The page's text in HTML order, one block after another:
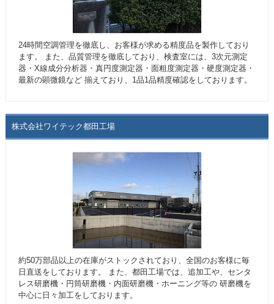
24時間空調管理を徹底し、お客様が求める精度品を製作しており
ます。 また、品質管理を徹底しており、検査室には、3次元測定
器・X線成分分析器・真円度測定器・面粗度測定器・硬度測定器・
最新の顕微鏡など 揃えており、1品1品精度確認をしております。
株式会社ワイテック都田工場
約50万部品以上の在庫がストックされており、全国のお客様に毎
日直送をしております。 また、都田工場では、追加工や、センタ
レス研磨機・円筒研磨機・内面研磨機・ホーニング等の 研磨機を
中心に日々加工をしております。